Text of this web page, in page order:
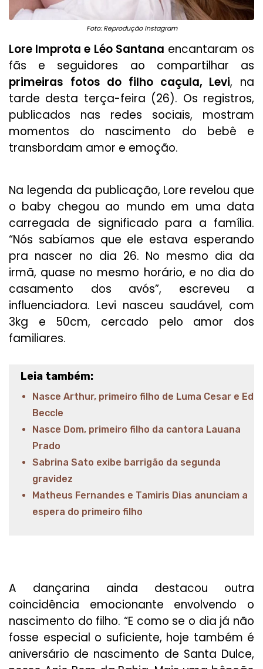
Foto: Reprodução Instagram
Lore Improta e Léo Santana encantaram os
fãs e seguidores ao compartilhar as
primeiras fotos do filho caçula, Levi, na
tarde desta terça-feira (26). Os registros,
publicados nas redes sociais, mostram
momentos do nascimento do bebê e
transbordam amor e emoção.
Na legenda da publicação, Lore revelou que
o baby chegou ao mundo em uma data
carregada de significado para a família.
“Nós sabíamos que ele estava esperando
pra nascer no dia 26. No mesmo dia da
irmã, quase no mesmo horário, e no dia do
casamento dos avós”, escreveu a
influenciadora. Levi nasceu saudável, com
3kg e 50cm, cercado pelo amor dos
familiares.
Leia também:
Nasce Arthur, primeiro filho de Luma Cesar e Ed
Beccle
Nasce Dom, primeiro filho da cantora Lauana
Prado
Sabrina Sato exibe barrigão da segunda
gravidez
Matheus Fernandes e Tamiris Dias anunciam a
espera do primeiro filho
A dançarina ainda destacou outra
coincidência emocionante envolvendo o
nascimento do filho. “E como se o dia já não
fosse especial o suficiente, hoje também é
aniversário de nascimento de Santa Dulce,